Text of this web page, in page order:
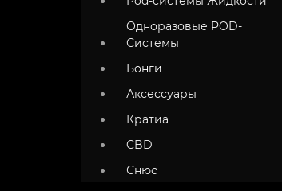
Одноразовые POD-
Системы
Бонги
Аксессуары
Кратиа
CBD
Снюс